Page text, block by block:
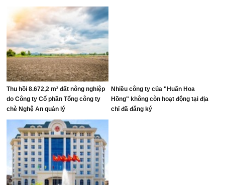
Thu hồi 8.672,2 m² đất nông nghiệp
do Công ty Cổ phần Tổng công ty
chè Nghệ An quản lý
Nhiều công ty của "Huấn Hoa
Hồng" không còn hoạt động tại địa
chỉ đã đăng ký